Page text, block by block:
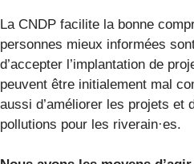
La CNDP facilite la bonne
personnes mieux informées
d’accepter l’implantation de
peuvent être initialement mal
aussi d’améliorer les projets et
pollutions pour les riverain·es.